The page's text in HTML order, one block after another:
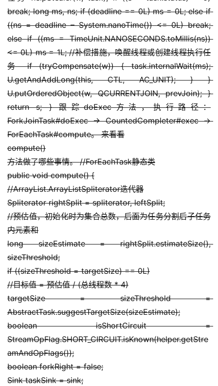
A
I
实
干
群
运
营
记
录
经
验
教
程
软
件
用
break; long ms, ns; if (deadline == 0L) ms = 0L; else if
((ns = deadline – System.nanoTime()) <= 0L) break;
else if ((ms = TimeUnit.NANOSECONDS.toMillis(ns))
<= 0L) ms = 1L; //补偿措施，唤醒线程或创建线程执行任
务 if (tryCompensate(w)) { task.internalWait(ms);
U.getAndAddLong(this, CTL, AC_UNIT); } }
U.putOrderedObject(w, QCURRENTJOIN, prevJoin); }
return s; } 跟踪doExec方法，执行路径：
ForkJoinTask#doExec -> CountedCompleter#exec ->
ForEachTask#compute。 来看看
compute()
方法做了哪些事情。 //ForEachTask静态类
public void compute() {
//ArrayList.ArrayListSpliterator迭代器
Spliterator rightSplit = spliterator, leftSplit;
//预估值，初始化时为集合总数，后面为任务分割后子任务
内元素和
long sizeEstimate = rightSplit.estimateSize(),
sizeThreshold;
if ((sizeThreshold = targetSize) == 0L)
//目标值 = 预估值 / (总线程数 * 4)
targetSize = sizeThreshold =
AbstractTask.suggestTargetSize(sizeEstimate);
boolean isShortCircuit =
StreamOpFlag.SHORT_CIRCUIT.isKnown(helper.getStre
amAndOpFlags());
boolean forkRight = false;
Sink taskSink = sink;